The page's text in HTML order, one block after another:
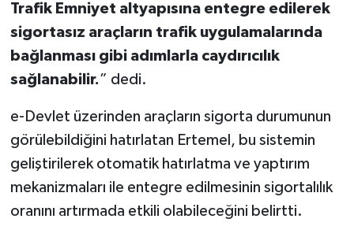
Trafik Emniyet altyapısına entegre edilerek
sigortasız araçların trafik uygulamalarında
bağlanması gibi adımlarla caydırıcılık
sağlanabilir.” dedi.
e-Devlet üzerinden araçların sigorta durumunun
görülebildiğini hatırlatan Ertemel, bu sistemin
geliştirilerek otomatik hatırlatma ve yaptırım
mekanizmaları ile entegre edilmesinin sigortalılık
oranını artırmada etkili olabileceğini belirtti.